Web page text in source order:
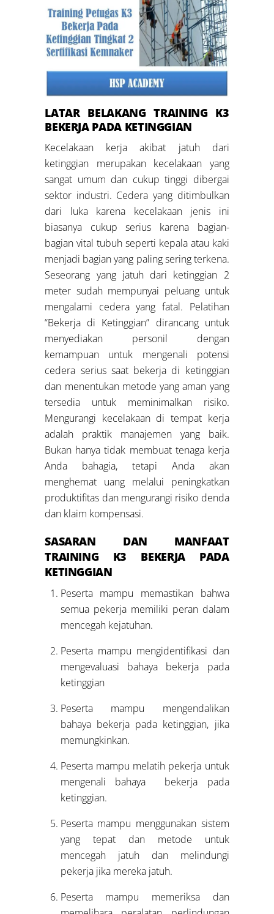
LATAR BELAKANG TRAINING K3
BEKERJA PADA KETINGGIAN
Kecelakaan kerja akibat jatuh dari
ketinggian merupakan kecelakaan yang
sangat umum dan cukup tinggi dibergai
sektor industri. Cedera yang ditimbulkan
dari luka karena kecelakaan jenis ini
biasanya cukup serius karena bagian-
bagian vital tubuh seperti kepala atau kaki
menjadi bagian yang paling sering terkena.
Seseorang yang jatuh dari ketinggian 2
meter sudah mempunyai peluang untuk
mengalami cedera yang fatal. Pelatihan
“Bekerja di Ketinggian” dirancang untuk
menyediakan personil dengan
kemampuan untuk mengenali potensi
cedera serius saat bekerja di ketinggian
dan menentukan metode yang aman yang
tersedia untuk meminimalkan risiko.
Mengurangi kecelakaan di tempat kerja
adalah praktik manajemen yang baik.
Bukan hanya tidak membuat tenaga kerja
Anda bahagia, tetapi Anda akan
menghemat uang melalui peningkatkan
produktifitas dan mengurangi risiko denda
dan klaim kompensasi.
SASARAN DAN MANFAAT
TRAINING K3 BEKERJA PADA
KETINGGIAN
Peserta mampu memastikan bahwa
semua pekerja memiliki peran dalam
mencegah kejatuhan.
Peserta mampu mengidentifikasi dan
mengevaluasi bahaya bekerja pada
ketinggian
Peserta mampu mengendalikan
bahaya bekerja pada ketinggian, jika
memungkinkan.
Peserta mampu melatih pekerja untuk
mengenali bahaya
bekerja pada
ketinggian.
Peserta mampu menggunakan sistem
yang tepat dan metode untuk
mencegah jatuh dan melindungi
pekerja jika mereka jatuh.
Peserta mampu memeriksa dan